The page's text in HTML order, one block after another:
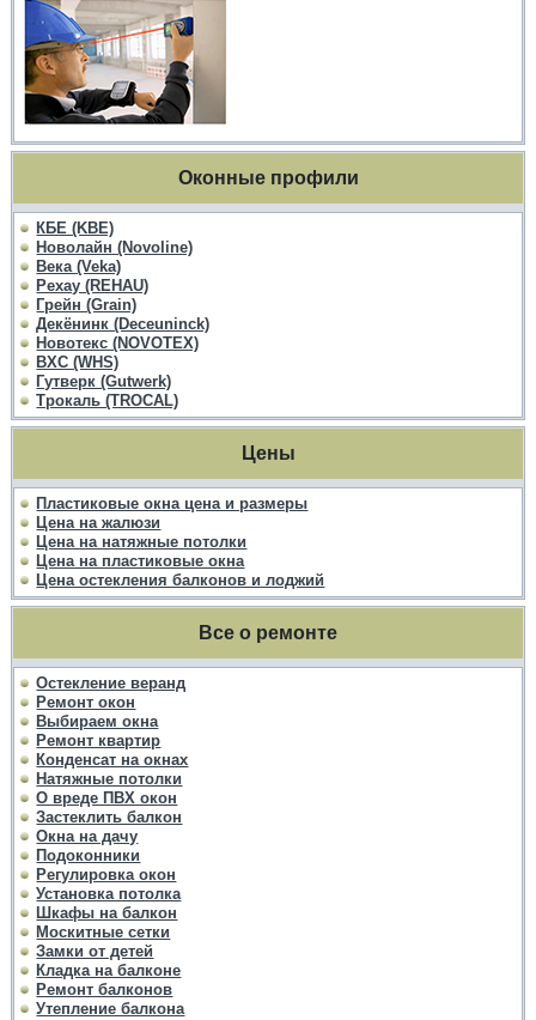
Оконные профили
КБЕ (KBE)
Новолайн (Novoline)
Века (Veka)
Рехау (REHAU)
Грейн (Grain)
Декёнинк (Deceuninck)
Новотекс (NOVOTEX)
ВХС (WHS)
Гутверк (Gutwerk)
Трокаль (TROCAL)
Цены
Пластиковые окна цена и размеры
Цена на жалюзи
Цена на натяжные потолки
Цена на пластиковые окна
Цена остекления балконов и лоджий
Все о ремонте
Остекление веранд
Ремонт окон
Выбираем окна
Ремонт квартир
Конденсат на окнах
Натяжные потолки
О вреде ПВХ окон
Застеклить балкон
Окна на дачу
Подоконники
Регулировка окон
Установка потолка
Шкафы на балкон
Москитные сетки
Замки от детей
Кладка на балконе
Ремонт балконов
Утепление балкона